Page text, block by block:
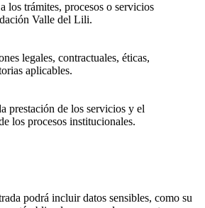
los trámites, procesos o servicios
Valle del Lili.
legales, contractuales, éticas,
aplicables.
prestación de los servicios y el
los procesos institucionales.
podrá incluir datos sensibles, como su